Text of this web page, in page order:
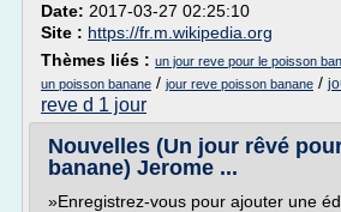
Date: 2017-03-27 02:25:10
Site : https://fr.m.wikipedia.org
Thèmes liés : un jour reve pour le poisson
un poisson banane / jour reve poisson banane /
reve d 1 jour
Nouvelles (Un jour rêvé
banane) Jerome ...
»Enregistrez-vous pour ajouter une